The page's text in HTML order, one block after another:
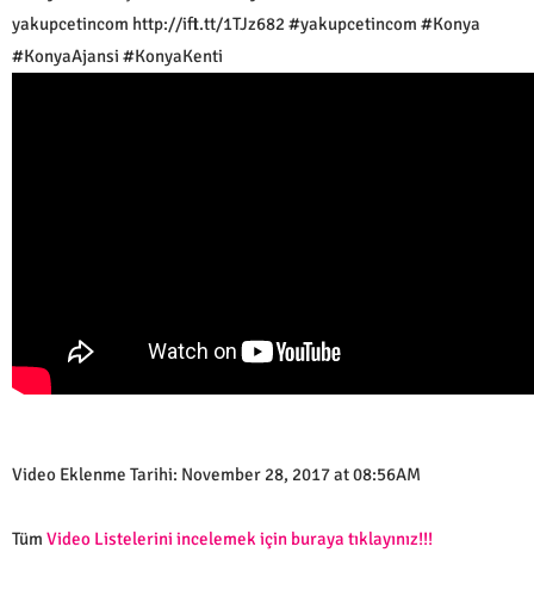
yakupcetincom http://ift.tt/1TJz682 #yakupcetincom #Konya
#KonyaAjansi #KonyaKenti
Video Eklenme Tarihi: November 28, 2017 at 08:56AM
Tüm Video Listelerini incelemek için buraya tıklayınız!!!